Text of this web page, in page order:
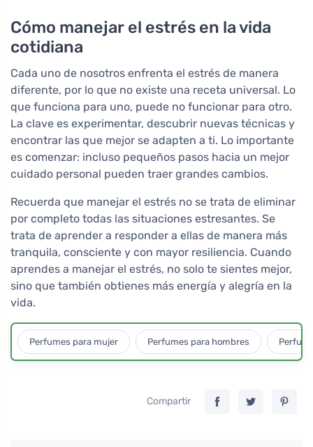
Cómo manejar el estrés en la vida
cotidiana
Cada uno de nosotros enfrenta el estrés de manera
diferente, por lo que no existe una receta universal. Lo
que funciona para uno, puede no funcionar para otro.
La clave es experimentar, descubrir nuevas técnicas y
encontrar las que mejor se adapten a ti. Lo importante
es comenzar: incluso pequeños pasos hacia un mejor
cuidado personal pueden traer grandes cambios.
Recuerda que manejar el estrés no se trata de eliminar
por completo todas las situaciones estresantes. Se
trata de aprender a responder a ellas de manera más
tranquila, consciente y con mayor resiliencia. Cuando
aprendes a manejar el estrés, no solo te sientes mejor,
sino que también obtienes más energía y alegría en la
vida.
Perfumes para mujer Perfumes para hombres
Compartir